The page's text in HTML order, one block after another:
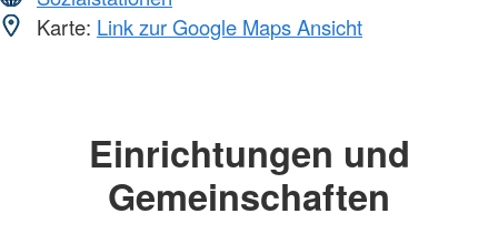
Karte: Link zur Google Maps Ansicht
Einrichtungen und
Gemeinschaften